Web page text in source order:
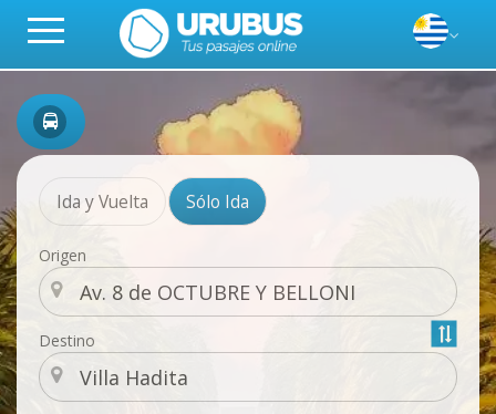
Ida y Vuelta Sólo Ida
Origen
Destino